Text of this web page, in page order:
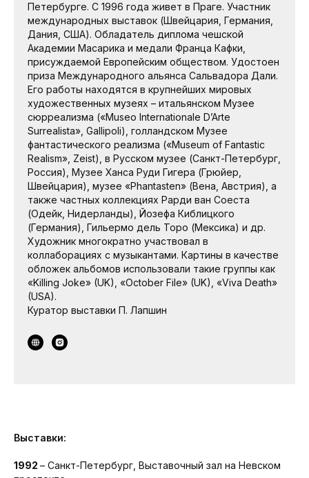
Петербурге. С 1996 года живет в Праге. Участник
международных выставок (Швейцария, Германия,
Дания, США). Обладатель диплома чешской
Академии Масарика и медали Франца Кафки,
присуждаемой Европейским обществом. Удостоен
приза Международного альянса Сальвадора Дали.
Его работы находятся в крупнейших мировых
художественных музеях – итальянском Музее
сюрреализма («Museo Internationale D’Arte
Surrealista», Gallipoli), голландском Музее
фантастического реализма («Museum of Fantastic
Realism», Zeist), в Русском музее (Санкт-Петербург,
Россия), Музее Ханса Руди Гигера (Грюйер,
Швейцария), музее «Phantasten» (Вена, Австрия), а
также частных коллекциях Рарди ван Соеста
(Одейк, Нидерланды), Йозефа Киблицкого
(Германия), Гильермо дель Торо (Мексика) и др.
Художник многократно участвовал в
коллаборациях с музыкантами. Картины в качестве
обложек альбомов использовали такие группы как
«Killing Joke» (UK), «October File» (UK), «Viva Death»
(USA).
Куратор выставки П. Лапшин
Выставки:
1992 – Санкт-Петербург, Выставочный зал на Невском